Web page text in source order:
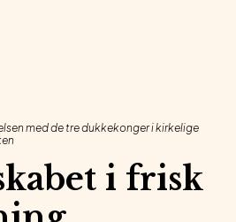
med de tre dukkekonger i kirkelige
i frisk